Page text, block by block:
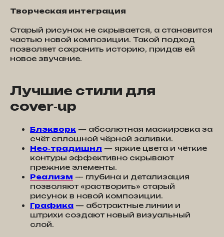
Творческая интеграция
Старый рисунок не скрывается, а становится
частью новой композиции. Такой подход
позволяет сохранить историю, придав ей
новое звучание.
Лучшие стили для
cover‑up
Блэкворк — абсолютная маскировка за
счёт сплошной чёрной заливки.
Нео‑традишнл — яркие цвета и чёткие
контуры эффективно скрывают
прежние элементы.
Реализм — глубина и детализация
позволяют «растворить» старый
рисунок в новой композиции.
Графика — абстрактные линии и
штрихи создают новый визуальный
слой.